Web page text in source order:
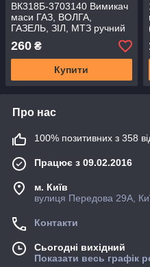
ВК318Б-3703140 Вимикач
маси ГАЗ, ВОЛГА,
ГАЗЕЛЬ, ЗІЛ, МТЗ ручний
(поворотний) (24 В, 50 А)
1300.3737
260 ₴
Купити
Про нас
100% позитивних з 358
Працює з 09.02.2016
м. Київ
вулиця Передова 29А,
Контакти
Сьогодні вихідний
Показати весь графік